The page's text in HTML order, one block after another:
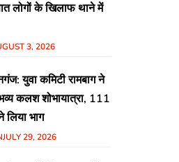
लोगों के खिलाफ थाने में
3, 2026
युवा कमिटी रामबाग ने
कलश शोभायात्रा, 111
भाग
JULY 29, 2026